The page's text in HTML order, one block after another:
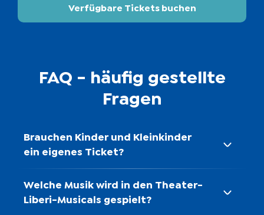
Tina Bundkirchen
Leitung Maskenbild
Tanja Banna-Fladrich
Lichtkonzept
Rolf Spahn
Regieassistenz
Friederike Flüß
Verfügbare Tickets buchen
FAQ - häufig gestellte
Fragen
Brauchen Kinder und Kleinkinder
ein eigenes Ticket?
Welche Musik wird in den Theater-
Liberi-Musicals gespielt?